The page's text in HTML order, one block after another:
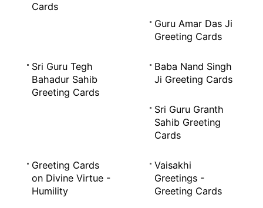
Cards
Guru Amar Das Ji
Greeting Cards
Sri Guru Tegh
Bahadur Sahib
Greeting Cards
Baba Nand Singh
Ji Greeting Cards
Sri Guru Granth
Sahib Greeting
Cards
Greeting Cards
on Divine Virtue -
Humility
Vaisakhi
Greetings -
Greeting Cards